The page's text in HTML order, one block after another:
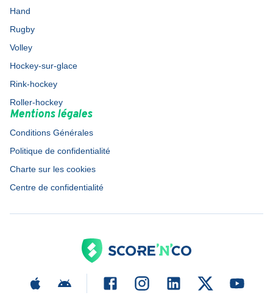
Hand
Rugby
Volley
Hockey-sur-glace
Rink-hockey
Roller-hockey
Mentions légales
Conditions Générales
Politique de confidentialité
Charte sur les cookies
Centre de confidentialité